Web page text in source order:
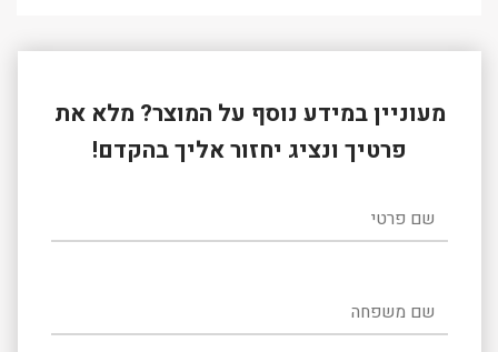
מעוניין במידע נוסף על המוצר? מלא את
פרטיך ונציג יחזור אליך בהקדם!
שם פרטי
שם משפחה